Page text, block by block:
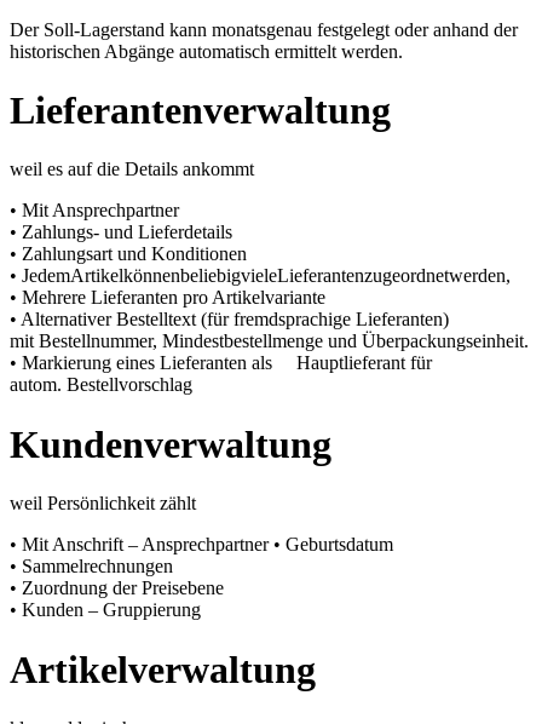
Der Soll-Lagerstand kann monatsgenau festgelegt oder anhand der
historischen Abgänge automatisch ermittelt werden.
Lieferantenverwaltung
weil es auf die Details ankommt
• Mit Ansprechpartner
• Zahlungs- und Lieferdetails
• Zahlungsart und Konditionen
• JedemArtikelkönnenbeliebigvieleLieferantenzugeordnetwerden,
• Mehrere Lieferanten pro Artikelvariante
• Alternativer Bestelltext (für fremdsprachige Lieferanten)
mit Bestellnummer, Mindestbestellmenge und Überpackungseinheit.
• Markierung eines Lieferanten als Hauptlieferant für
autom. Bestellvorschlag
Kundenverwaltung
weil Persönlichkeit zählt
• Mit Anschrift – Ansprechpartner • Geburtsdatum
• Sammelrechnungen
• Zuordnung der Preisebene
• Kunden – Gruppierung
Artikelverwaltung